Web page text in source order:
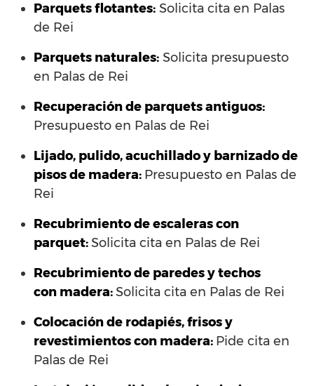
Parquets flotantes: Solicita cita en Palas
de Rei
Parquets naturales: Solicita presupuesto
en Palas de Rei
Recuperación de parquets antiguos:
Presupuesto en Palas de Rei
Lijado, pulido, acuchillado y barnizado de
pisos de madera: Presupuesto en Palas de
Rei
Recubrimiento de escaleras con
parquet:Solicita cita en Palas de Rei
Recubrimiento de paredes y techos
con madera:Solicita cita en Palas de Rei
Colocación de rodapiés, frisos y
revestimientos con madera: Pide cita en
Palas de Rei